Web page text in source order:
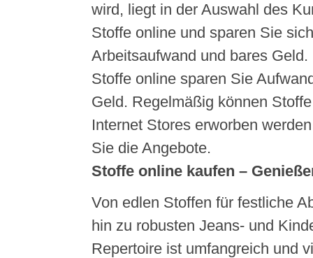
wird, liegt in der Auswahl des
Stoffe online und sparen Sie
Arbeitsaufwand und bares
Stoffe online sparen Sie
Geld. Regelmäßig können
Internet Stores erworben
Sie die Angebote.
Stoffe online kaufen –
Von edlen Stoffen für festliche
hin zu robusten Jeans- und
Repertoire ist umfangreich und